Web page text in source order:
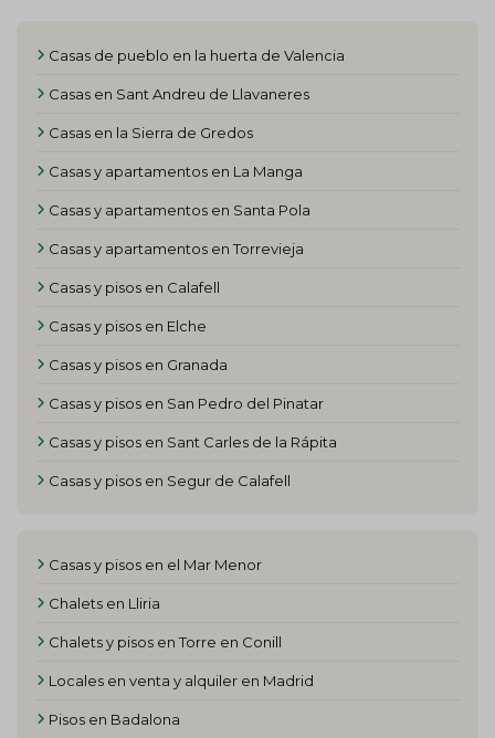
Casas de pueblo en la huerta de Valencia
Casas en Sant Andreu de Llavaneres
Casas en la Sierra de Gredos
Casas y apartamentos en La Manga
Casas y apartamentos en Santa Pola
Casas y apartamentos en Torrevieja
Casas y pisos en Calafell
Casas y pisos en Elche
Casas y pisos en Granada
Casas y pisos en San Pedro del Pinatar
Casas y pisos en Sant Carles de la Rápita
Casas y pisos en Segur de Calafell
Casas y pisos en el Mar Menor
Chalets en Lliria
Chalets y pisos en Torre en Conill
Locales en venta y alquiler en Madrid
Pisos en Badalona